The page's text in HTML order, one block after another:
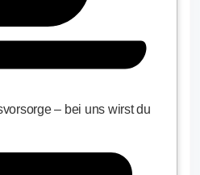
– bei uns wirst du